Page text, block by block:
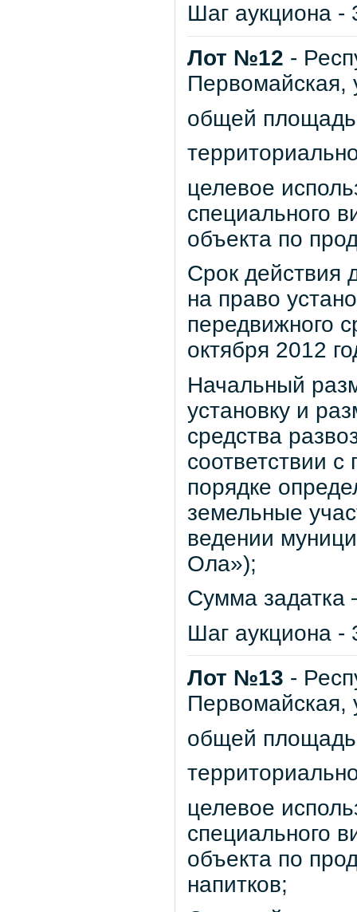
Шаг аукциона -
Лот №12 -
общей
целевое
специального
объекта по
Срок действия
на право
передвижного
октября 2012
Начальный
установку и
средства
соответствии
порядке
земельные
ведении
Ола»);
Сумма задатка
Шаг аукциона -
Лот №13 -
общей
целевое
специального
объекта по
напитков;